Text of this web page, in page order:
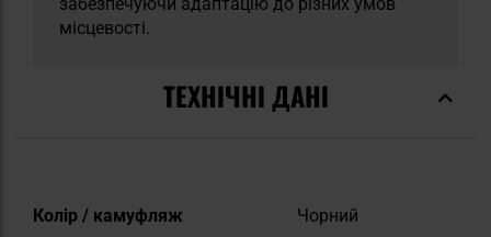
місцевості.
ТЕХНІЧНІ ДАНІ
Докладніше
Колір / камуфляж
Чорний